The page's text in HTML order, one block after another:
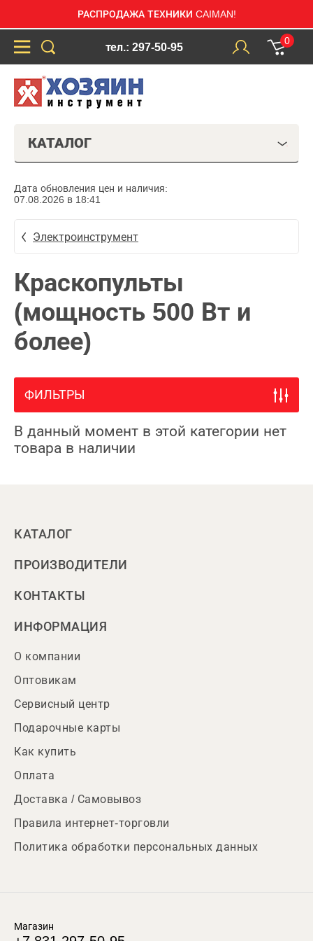
РАСПРОДАЖА ТЕХНИКИ CAIMAN!
тел.: 297-50-95
0
КАТАЛОГ
Дата обновления цен и наличия:
07.08.2026 в 18:41
Электроинструмент
Краскопульты
(мощность 500 Вт и
более)
ФИЛЬТРЫ
В данный момент в этой категории нет
товара в наличии
КАТАЛОГ
ПРОИЗВОДИТЕЛИ
КОНТАКТЫ
ИНФОРМАЦИЯ
О компании
Оптовикам
Сервисный центр
Подарочные карты
Как купить
Оплата
Доставка / Самовывоз
Правила интернет-торговли
Политика обработки персональных данных
Магазин